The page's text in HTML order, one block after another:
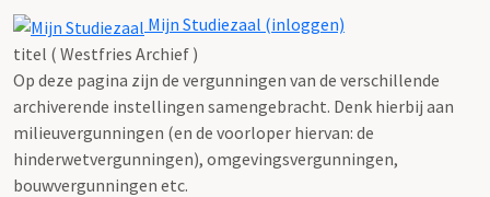
Mijn Studiezaal (inloggen)
titel ( Westfries Archief )
Op deze pagina zijn de vergunningen van de verschillende
archiverende instellingen samengebracht. Denk hierbij aan
milieuvergunningen (en de voorloper hiervan: de
hinderwetvergunningen), omgevingsvergunningen,
bouwvergunningen etc.